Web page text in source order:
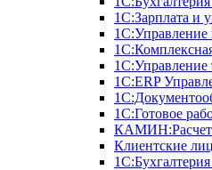
1С:Зарплата и
1С:Управление
1С:ERP
1C:Готовое
КАМИН:Расчет
Клиентские